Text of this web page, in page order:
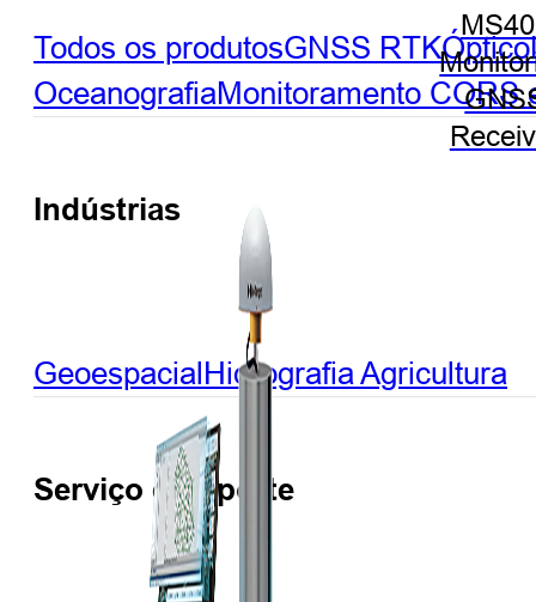
Todos os produtosGNSS RTKÓptico
OceanografiaMonitoramento CORS
Indústrias
GeoespacialHidrografiaAgricultura
Serviço e Suporte